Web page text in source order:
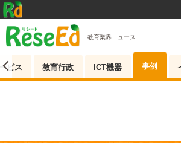
教育業界ニュース
ビス 教育行政 ICT機器 事例